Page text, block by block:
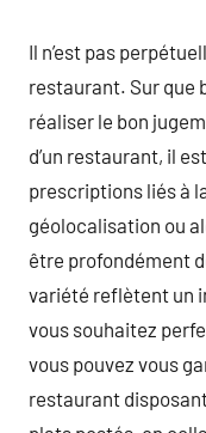
Il n’est pas
restaurant. Sur que
réaliser le bon
d’un restaurant, il
prescriptions liés à
géolocalisation ou
être profondément
variété reflètent un
vous souhaitez
vous pouvez vous
restaurant